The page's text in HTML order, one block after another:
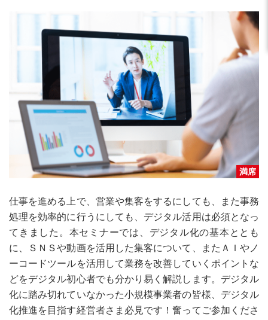
満席
仕事を進める上で、営業や集客をするにしても、また事務
処理を効率的に行うにしても、デジタル活用は必須となっ
てきました。本セミナーでは、デジタル化の基本ととも
に、ＳＮＳや動画を活用した集客について、またＡＩやノ
ーコードツールを活用して業務を改善していくポイントな
どをデジタル初心者でも分かり易く解説します。デジタル
化に踏み切れていなかった小規模事業者の皆様、デジタル
化推進を目指す経営者さま必見です！奮ってご参加くださ